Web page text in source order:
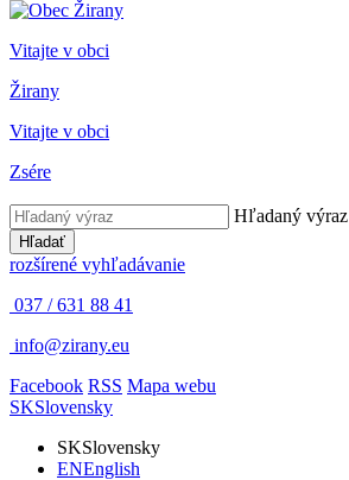
Vitajte v obci
Žirany
Vitajte v obci
Zsére
Hľadaný výraz
Hľadať
rozšírené vyhľadávanie
037 / 631 88 41
info@zirany.eu
Facebook RSS Mapa webu
SKSlovensky
SKSlovensky
ENEnglish